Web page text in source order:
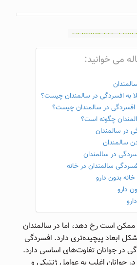
می خوانید:
به افسردگی در سالمندان چیست؟
افسردگی در سالمندان چیست؟
چگونه است؟
در سالمندان
سالمندان
در سالمندان
سالمندان در خانه
بدون دارو
دارو
است رخ دهد، اما در سالمندان
این مشکل ابعاد پیچیده‌تری دارد. افسردگی
در جوانان تفاوت‌های اساسی دارد.